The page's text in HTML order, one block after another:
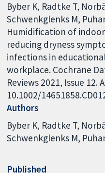
Byber K, Radtke T,
Schwenkglenks M,
Humidification of
reducing dryness
infections in
workplace. Cochrane
Reviews 2021, Issue 12.
10.1002/
Authors
Byber K Radtke T
Schwenkglenks M
Published